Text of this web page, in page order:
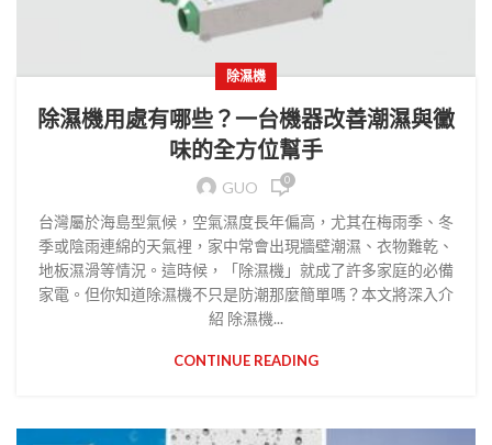
除濕機
除濕機用處有哪些？一台機器改善潮濕與黴
味的全方位幫手
GUO 0
台灣屬於海島型氣候，空氣濕度長年偏高，尤其在梅雨季、冬
季或陰雨連綿的天氣裡，家中常會出現牆壁潮濕、衣物難乾、
地板濕滑等情況。這時候，「除濕機」就成了許多家庭的必備
家電。但你知道除濕機不只是防潮那麼簡單嗎？本文將深入介
紹 除濕機...
CONTINUE READING